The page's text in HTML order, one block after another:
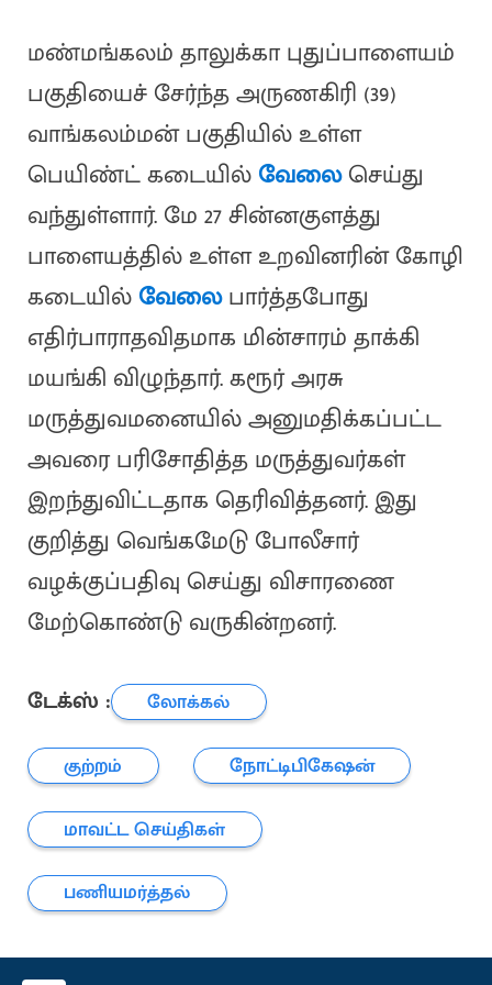
மண்மங்கலம் தாலுக்கா புதுப்பாளையம்
பகுதியைச் சேர்ந்த அருணகிரி (39)
வாங்கலம்மன் பகுதியில் உள்ள
பெயிண்ட் கடையில்வேலைசெய்து
வந்துள்ளார். மே 27 சின்னகுளத்து
பாளையத்தில் உள்ள உறவினரின் கோழி
கடையில்வேலைபார்த்தபோது
எதிர்பாராதவிதமாக மின்சாரம் தாக்கி
மயங்கி விழுந்தார். கரூர் அரசு
மருத்துவமனையில் அனுமதிக்கப்பட்ட
அவரை பரிசோதித்த மருத்துவர்கள்
இறந்துவிட்டதாக தெரிவித்தனர். இது
குறித்து வெங்கமேடு போலீசார்
வழக்குப்பதிவு செய்து விசாரணை
மேற்கொண்டு வருகின்றனர்.
டேக்ஸ் :
லோக்கல்
குற்றம்
நோட்டிபிகேஷன்
மாவட்ட செய்திகள்
பணியமர்த்தல்